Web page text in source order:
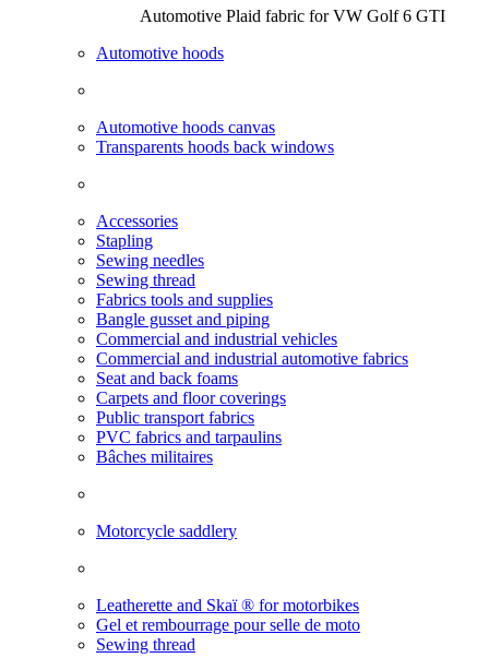
Automotive Plaid fabric for VW Golf 6 GTI
Automotive hoods
Automotive hoods canvas
Transparents hoods back windows
Accessories
Stapling
Sewing needles
Sewing thread
Fabrics tools and supplies
Bangle gusset and piping
Commercial and industrial vehicles
Commercial and industrial automotive fabrics
Seat and back foams
Carpets and floor coverings
Public transport fabrics
PVC fabrics and tarpaulins
Bâches militaires
Motorcycle saddlery
Leatherette and Skaï ® for motorbikes
Gel et rembourrage pour selle de moto
Sewing thread